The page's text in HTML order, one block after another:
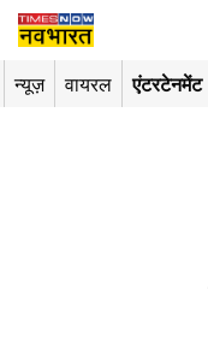
न्यूज़ वायरल एंटरटेनमेंट